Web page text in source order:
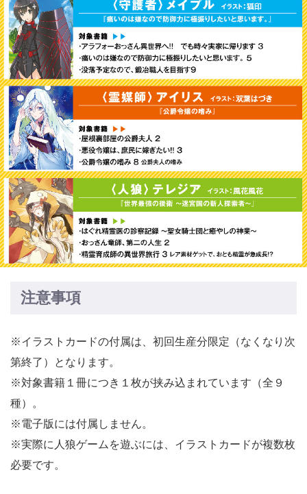
注意事項
※イラストカードの付属は、初回生産分限定（なくなり次
第終了）となります。
※対象書籍１冊につき１枚が挟み込まれています（全９
種）。
※電子版には付属しません。
※実際に人狼ゲームを遊ぶには、イラストカードが複数枚
必要です。